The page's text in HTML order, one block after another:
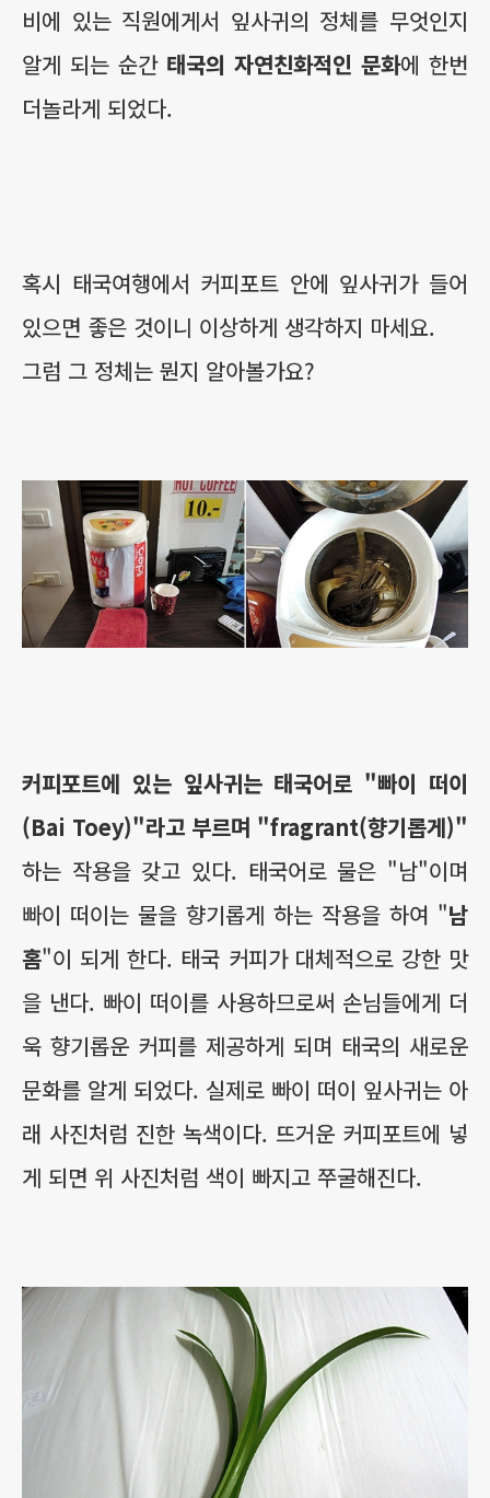
비에 있는 직원에게서 잎사귀의 정체를 무엇인지
알게 되는 순간태국의 자연친화적인 문화에 한번
더놀라게 되었다.
혹시 태국여행에서 커피포트 안에 잎사귀가 들어
있으면 좋은 것이니 이상하게 생각하지 마세요.
그럼 그 정체는 뭔지 알아볼가요?
커피포트에 있는 잎사귀는 태국어로 "빠이 떠이
(Bai Toey)"라고 부르며 "fragrant(향기롭게)"
하는 작용을 갖고 있다. 태국어로 물은 "남"이며
빠이 떠이는 물을 향기롭게 하는 작용을 하여 "남
홈"이 되게 한다. 태국 커피가 대체적으로 강한 맛
을 낸다. 빠이 떠이를 사용하므로써 손님들에게 더
욱 향기롭운 커피를 제공하게 되며 태국의 새로운
문화를 알게 되었다. 실제로 빠이 떠이 잎사귀는 아
래 사진처럼 진한 녹색이다. 뜨거운 커피포트에 넣
게 되면 위 사진처럼 색이 빠지고 쭈굴해진다.